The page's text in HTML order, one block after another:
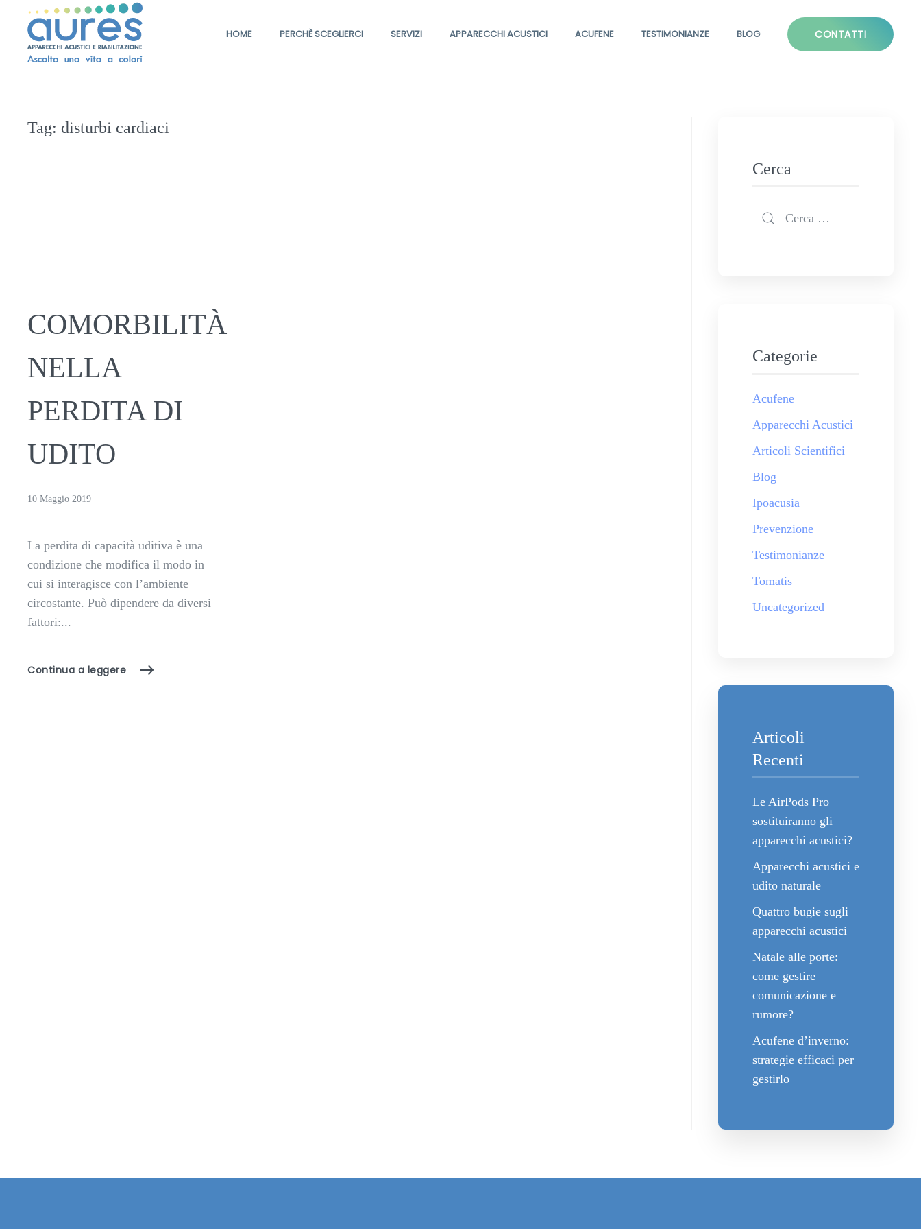
HOME PERCHÈ SCEGLIERCI SERVIZI APPARECCHI ACUSTICI ACUFENE TESTIMONIANZE BLOG CONTATTI
Tag: disturbi cardiaci
COMORBILITÀ
NELLA
PERDITA DI
UDITO
10 Maggio 2019
La perdita di capacità uditiva è una
condizione che modifica il modo in
cui si interagisce con l’ambiente
circostante. Può dipendere da diversi
fattori:...
Continua a leggere
Cerca
Categorie
Acufene
Apparecchi Acustici
Articoli Scientifici
Blog
Ipoacusia
Prevenzione
Testimonianze
Tomatis
Uncategorized
Articoli
Recenti
Le AirPods Pro
sostituiranno gli
apparecchi acustici?
Apparecchi acustici e
udito naturale
Quattro bugie sugli
apparecchi acustici
Natale alle porte:
come gestire
comunicazione e
rumore?
Acufene d’inverno:
strategie efficaci per
gestirlo